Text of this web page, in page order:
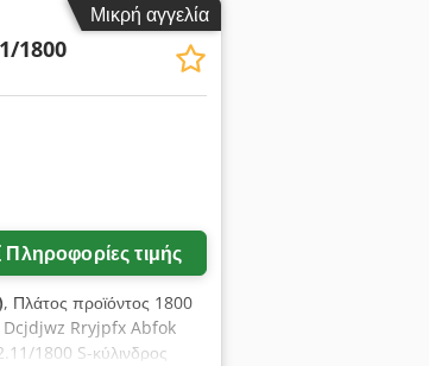
Μικρή αγγελία
1800
Πληροφορίες τιμής
, Πλάτος προϊόντος 1800
Dcjdjwz Rryjpfx Abfok
1800 S-κύλινδρος